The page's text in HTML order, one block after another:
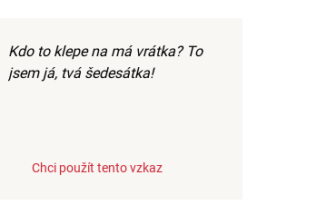
Kdo to klepe na má vrátka? To
jsem já, tvá šedesátka!
Chci použít tento vzkaz